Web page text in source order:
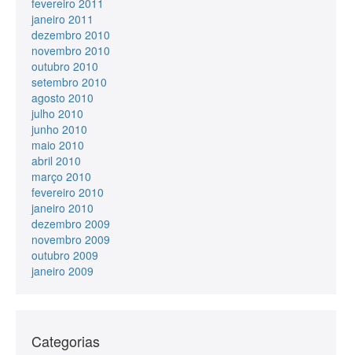
janeiro 2011
dezembro 2010
novembro 2010
outubro 2010
setembro 2010
agosto 2010
julho 2010
junho 2010
maio 2010
abril 2010
março 2010
fevereiro 2010
janeiro 2010
dezembro 2009
novembro 2009
outubro 2009
janeiro 2009
Categorias